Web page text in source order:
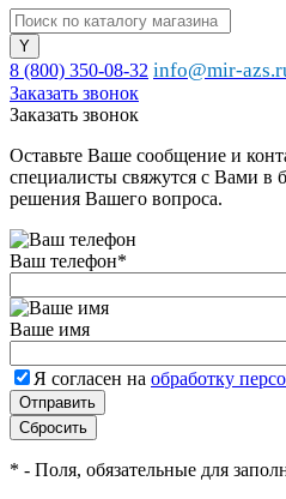
8 (800) 350-08-32 info@mir-
Заказать звонок
Заказать звонок
Оставьте Ваше сообщение и
специалисты свяжутся с Вами в
решения Вашего вопроса.
Ваш телефон*
Ваше имя
Я согласен на обработку
* - Поля, обязательные для